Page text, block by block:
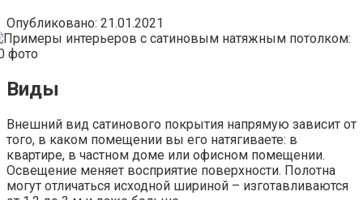
Опубликовано: 21.01.2021
Виды
Внешний вид сатинового покрытия напрямую зависит от
того, в каком помещении вы его натягиваете: в
квартире, в частном доме или офисном помещении.
Освещение меняет восприятие поверхности. Полотна
могут отличаться исходной шириной – изготавливаются